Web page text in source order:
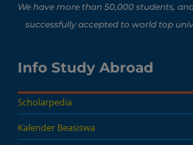
8 Lomba
Buat
Baca
We have more than 50,000 students,
successfully accepted to world top
Info Study Abroad
Scholarpedia
Kalender Beasiswa